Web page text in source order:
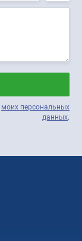
моих персональных
данных.